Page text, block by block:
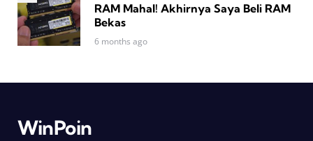
RAM Mahal! Akhirnya Saya Beli RAM
Bekas
6 months ago
WinPoin